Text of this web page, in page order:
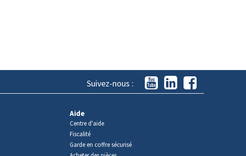
Suivez-nous :
Aide
Centre d'aide
Fiscalité
Garde en coffre sécurisé